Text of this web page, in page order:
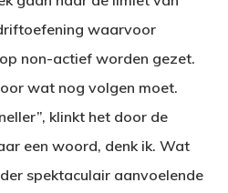
waarvoor
non-actief worden gezet.
wat nog volgen moet.
klinkt het door de
een woord, denk ik. Wat
spektaculair aanvoelende